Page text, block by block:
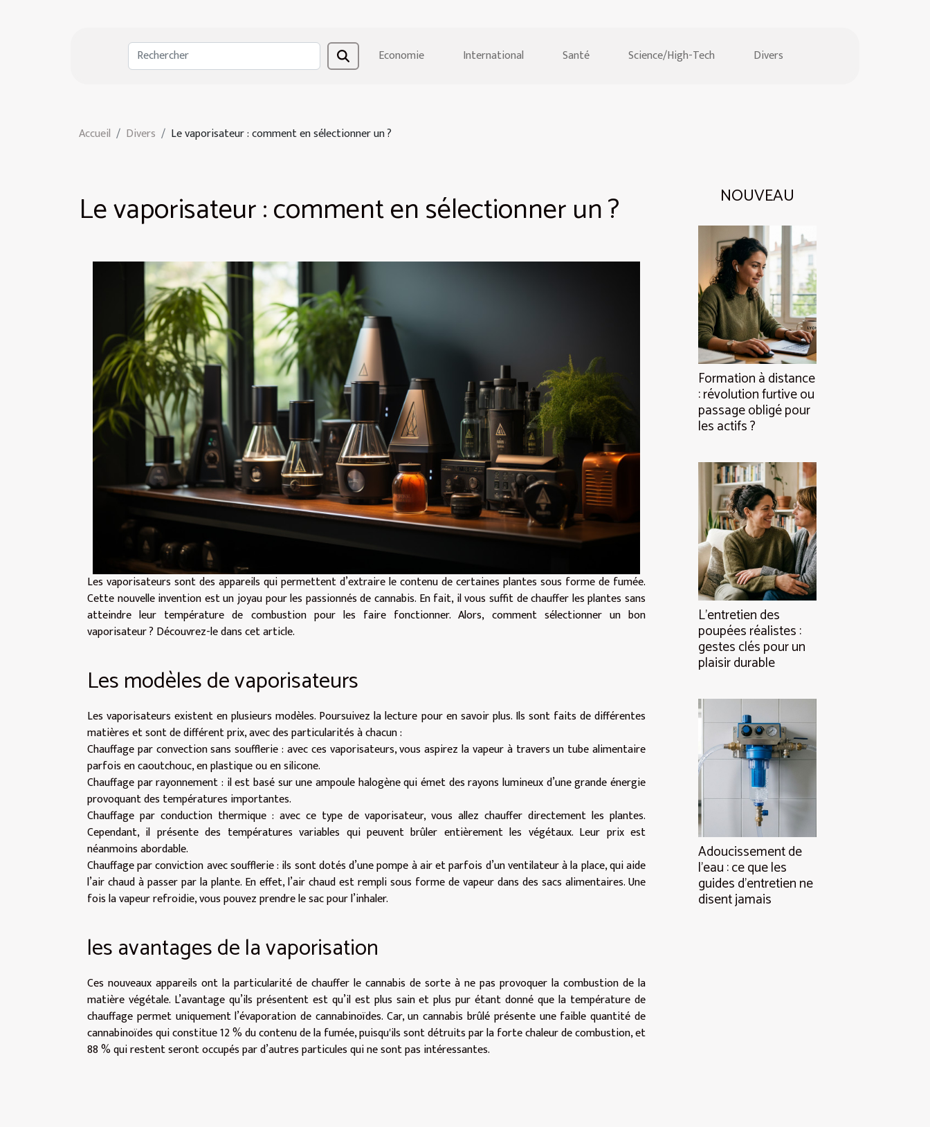
Economie International Santé Science/High-Tech Divers
Accueil Divers Le vaporisateur : comment en sélectionner un ?
Le vaporisateur : comment en sélectionner un ?
Les vaporisateurs sont des appareils qui permettent d’extraire le contenu de certaines plantes sous forme de fumée.
Cette nouvelle invention est un joyau pour les passionnés de cannabis. En fait, il vous suffit de chauffer les plantes sans
atteindre leur température de combustion pour les faire fonctionner. Alors, comment sélectionner un bon
vaporisateur ? Découvrez-le dans cet article.
Les modèles de vaporisateurs
Les vaporisateurs existent en plusieurs modèles. Poursuivez la lecture pour en savoir plus. Ils sont faits de différentes
matières et sont de différent prix, avec des particularités à chacun :
Chauffage par convection sans soufflerie : avec ces vaporisateurs, vous aspirez la vapeur à travers un tube alimentaire
parfois en caoutchouc, en plastique ou en silicone.
Chauffage par rayonnement : il est basé sur une ampoule halogène qui émet des rayons lumineux d’une grande énergie
provoquant des températures importantes.
Chauffage par conduction thermique : avec ce type de vaporisateur, vous allez chauffer directement les plantes.
Cependant, il présente des températures variables qui peuvent brûler entièrement les végétaux. Leur prix est
néanmoins abordable.
Chauffage par conviction avec soufflerie : ils sont dotés d’une pompe à air et parfois d’un ventilateur à la place, qui aide
l’air chaud à passer par la plante. En effet, l’air chaud est rempli sous forme de vapeur dans des sacs alimentaires. Une
fois la vapeur refroidie, vous pouvez prendre le sac pour l’inhaler.
les avantages de la vaporisation
Ces nouveaux appareils ont la particularité de chauffer le cannabis de sorte à ne pas provoquer la combustion de la
matière végétale. L’avantage qu’ils présentent est qu’il est plus sain et plus pur étant donné que la température de
chauffage permet uniquement l’évaporation de cannabinoïdes. Car, un cannabis brûlé présente une faible quantité de
cannabinoïdes qui constitue 12 % du contenu de la fumée, puisqu'ils sont détruits par la forte chaleur de combustion, et
88 % qui restent seront occupés par d’autres particules qui ne sont pas intéressantes.
NOUVEAU
Formation à distance
: révolution furtive ou
passage obligé pour
les actifs ?
L’entretien des
poupées réalistes :
gestes clés pour un
plaisir durable
Adoucissement de
l’eau : ce que les
guides d’entretien ne
disent jamais